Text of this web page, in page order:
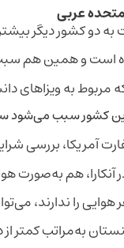
عربی
به دو کشور دیگر
است و همین هم
مربوط به
کشور سبب می‌شود
آمریکا، بررسی
آنکارا، هم
هوایی را ندارند،
به‌مراتب کمتر